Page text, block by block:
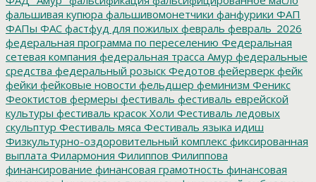
фальшивая купюра фальшивомонетчики фанфурики ФАП
ФАПы ФАС фастфуд для пожилых февраль февраль_2026
федеральная программа по переселению Федеральная
сетевая компания федеральная трасса Амур федеральные
средства федеральный розыск Федотов фейерверк фейк
фейки фейковые новости фельдшер феминизм Феникс
Феоктистов фермеры фестиваль фестиваль еврейской
культуры фестиваль красок Холи Фестиваль ледовых
скульптур Фестиваль мяса Фестиваль языка идиш
Физкультурно-оздоровительный комплекс фиксированная
выплата Филармония Филиппов Филиппова
финансирование финансовая грамотность финансовая